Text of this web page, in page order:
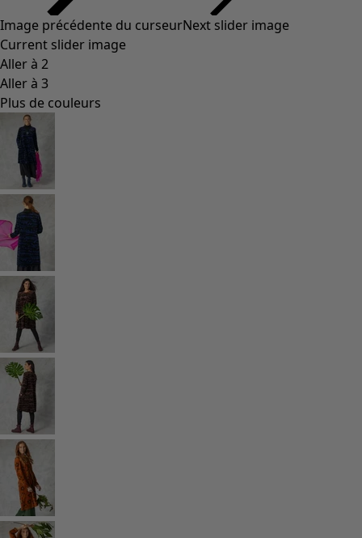
Image précédente du curseurNext slider image
Current slider image
Aller à 2
Aller à 3
Plus de couleurs